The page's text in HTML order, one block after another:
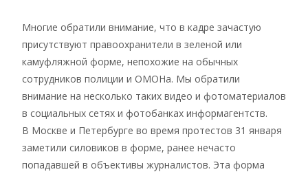
Многие обратили внимание, что в кадре зачастую
присутствуют правоохранители в зеленой или
камуфляжной форме, непохожие на обычных
сотрудников полиции и ОМОНа. Мы обратили
внимание на несколько таких видео и фотоматериалов
в социальных сетях и фотобанках информагентств.
В Москве и Петербурге во время протестов 31 января
заметили силовиков в форме, ранее нечасто
попадавшей в объективы журналистов. Эта форма